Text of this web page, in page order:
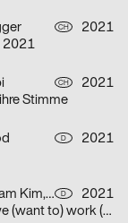
CH
2021
2021
CH
2021
Stimme
D
2021
Max Arff, Sam Kim, Dokho Shin D
2021
(How) do we (want to) work (together) (as (socially engaged) designers (students and neighbors)) (in neoliberal times)?